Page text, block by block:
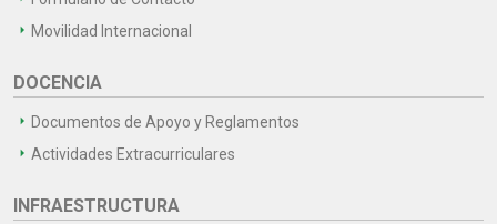
Movilidad Internacional
DOCENCIA
Documentos de Apoyo y Reglamentos
Actividades Extracurriculares
INFRAESTRUCTURA